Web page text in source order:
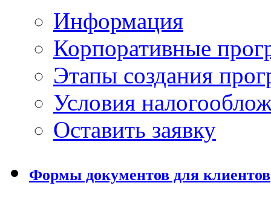
Информация
Корпоративные
Этапы создания
Условия
Оставить заявку
Формы документов для клиентов